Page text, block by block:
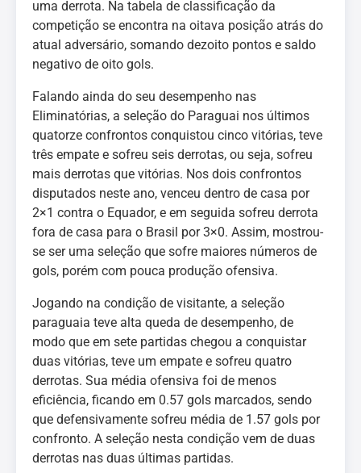
uma derrota. Na tabela de classificação da
competição se encontra na oitava posição atrás do
atual adversário, somando dezoito pontos e saldo
negativo de oito gols.
Falando ainda do seu desempenho nas
Eliminatórias, a seleção do Paraguai nos últimos
quatorze confrontos conquistou cinco vitórias, teve
três empate e sofreu seis derrotas, ou seja, sofreu
mais derrotas que vitórias. Nos dois confrontos
disputados neste ano, venceu dentro de casa por
2×1 contra o Equador, e em seguida sofreu derrota
fora de casa para o Brasil por 3×0. Assim, mostrou-
se ser uma seleção que sofre maiores números de
gols, porém com pouca produção ofensiva.
Jogando na condição de visitante, a seleção
paraguaia teve alta queda de desempenho, de
modo que em sete partidas chegou a conquistar
duas vitórias, teve um empate e sofreu quatro
derrotas. Sua média ofensiva foi de menos
eficiência, ficando em 0.57 gols marcados, sendo
que defensivamente sofreu média de 1.57 gols por
confronto. A seleção nesta condição vem de duas
derrotas nas duas últimas partidas.